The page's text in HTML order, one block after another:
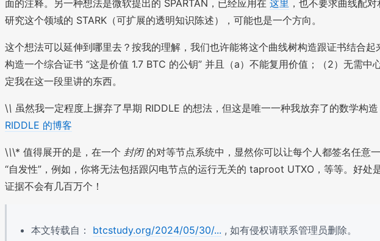
面的注释。另一种想法是微软提出的 SPARTAN，已经应用在 这里 ，也不要求曲线配
研究这个领域的 STARK（可扩展的透明知识陈述），可能也是一个方向。
这个想法可以延伸到哪里去？按我的理解，我们也许能将这个曲线树构造跟证书结合
构造一个综合证书 “这是价值 1.7 BTC 的公钥” 并且（a）不能复用价值；（2）无需
定我在这一段里讲的东西。
\\ 虽然我一定程度上摒弃了早期 RIDDLE 的想法，但这是唯一一种我放弃了的数学
RIDDLE 的博客
\\\* 值得展开的是，在一个 封闭的对等节点系统中，显然你可以让每个人都签名任意
“自发性”，例如，你将无法包括跟闪电节点的运行无关的 taproot UTXO，等等。好处
证据不会有几百万个！
本文转载自： btcstudy.org/2024/05/30/... , 如有侵权请联系管理员删除。